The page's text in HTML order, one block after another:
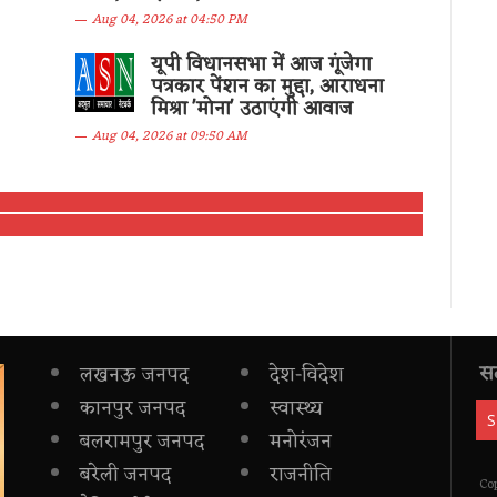
Aug 04, 2026 at 04:50 PM
यूपी विधानसभा में आज गूंजेगा
पत्रकार पेंशन का मुद्दा, आराधना
मिश्रा 'मोना' उठाएंगी आवाज
Aug 04, 2026 at 09:50 AM
लखनऊ जनपद
कानपुर जनपद
बलरामपुर जनपद
बरेली जनपद
देश-विदेश
स्वास्थ्य
मनोरंजन
राजनीति